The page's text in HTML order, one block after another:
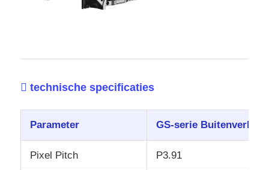
 technische specificaties
Parameter GS-serie
Pixel Pitch P3.91